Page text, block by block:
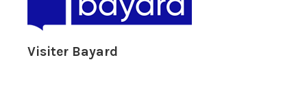
Visiter Bayard